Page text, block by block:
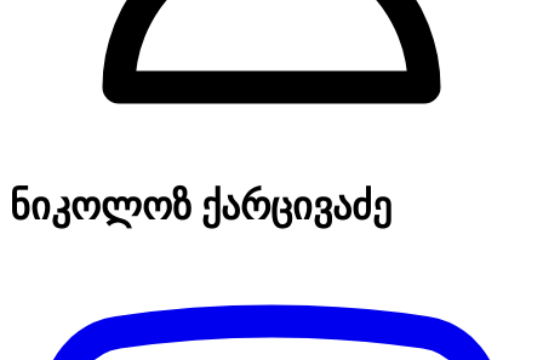
ნიკოლოზ ქარცივაძე